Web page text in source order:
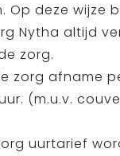
Op deze wijze
Nytha altijd
zorg.
zorg afname
(m.u.v.
uurtarief